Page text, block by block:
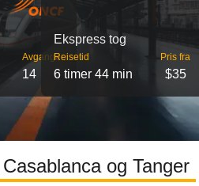
Avganger
14
Ekspress tog
Reisetid
6 timer 44 min
Pris fra
$35
og Tanger